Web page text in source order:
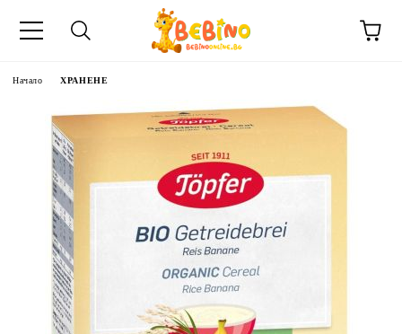
Начало ХРАНЕНЕ